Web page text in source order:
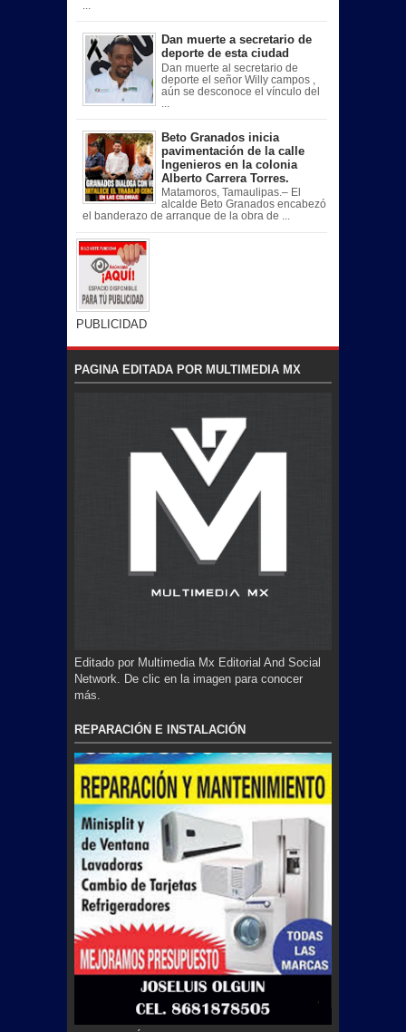
Dan muerte a secretario de
deporte de esta ciudad
Dan muerte al secretario de
deporte el señor Willy campos ,
aún se desconoce el vínculo del
Beto Granados inicia
pavimentación de la calle
Ingenieros en la colonia
Alberto Carrera Torres.
Matamoros, Tamaulipas.– El
alcalde Beto Granados encabezó
el banderazo de arranque de la obra de ...
PUBLICIDAD
PAGINA EDITADA POR MULTIMEDIA MX
Editado por Multimedia Mx Editorial And Social
Network. De clic en la imagen para conocer
más.
REPARACIÓN E INSTALACIÓN